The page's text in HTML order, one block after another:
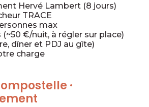
Hervé Lambert (8 jours)
TRACE
max
€/nuit, à régler sur place)
dîner et PDJ au gîte)
charge
·